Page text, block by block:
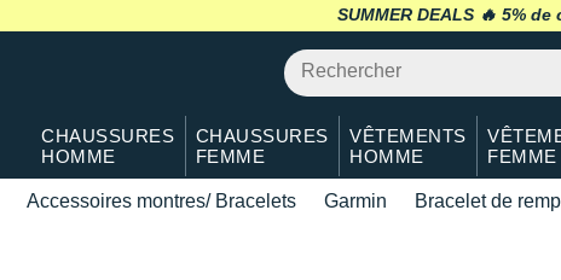
SUMMER DEALS 🔥 retour
CHAUSSURES
HOMME
CHAUSSURES
FEMME
VÊTEMENTS
HOMME
FEMME
Accessoires montres/ Bracelets Garmin Bracelet de